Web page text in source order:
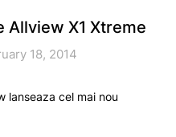
Allview X1 Xtreme
18, 2014
lanseaza cel mai nou